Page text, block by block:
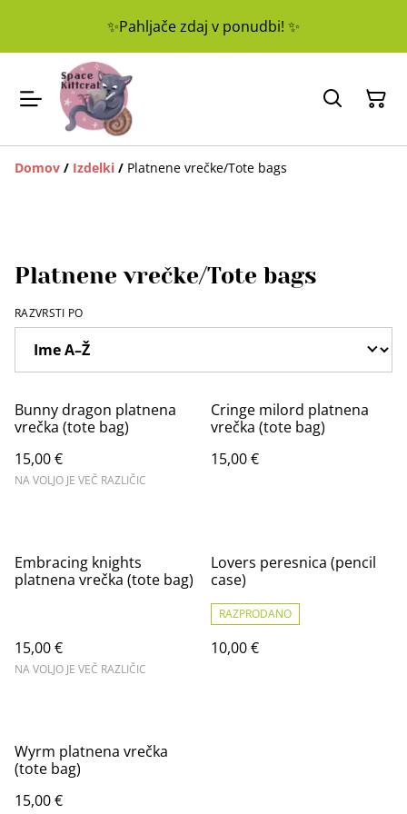
✨Pahljače zdaj v ponudbi! ✨
Domov / Izdelki / Platnene vrečke/Tote bags
Platnene vrečke/Tote bags
RAZVRSTI PO
Bunny dragon platnena
vrečka (tote bag)
15,00 €
NA VOLJO JE VEČ RAZLIČIC
Cringe milord platnena
vrečka (tote bag)
15,00 €
Embracing knights
platnena vrečka (tote bag)
15,00 €
NA VOLJO JE VEČ RAZLIČIC
Lovers peresnica (pencil
case)
RAZPRODANO
10,00 €
Wyrm platnena vrečka
(tote bag)
15,00 €